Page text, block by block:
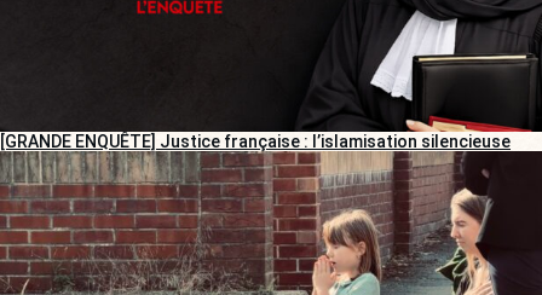
[GRANDE ENQUÊTE] Justice française : l’islamisation silencieuse